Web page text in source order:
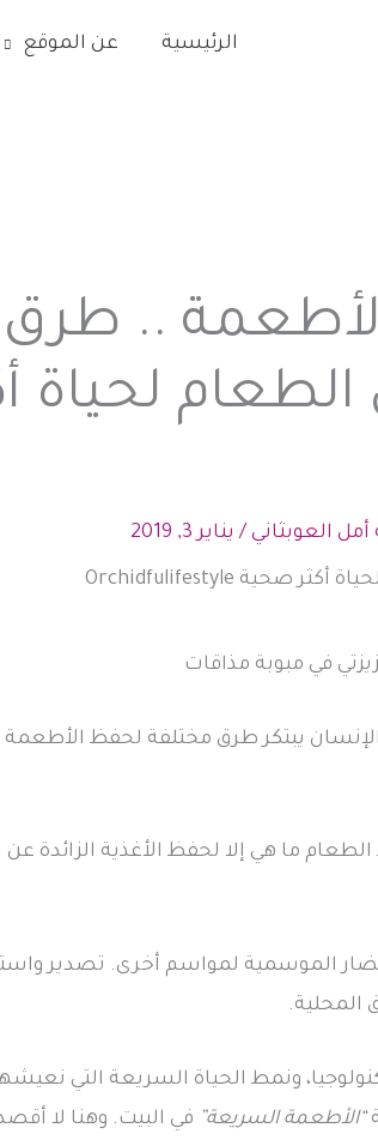
الرئيسية عن الموقع
.. طرق
الطعام لحياة
أمل العوبثاني/ يناير 3, 2019
في مبوبة مذاقات
يبتكر طرق مختلفة لحفظ
الطعام ما هي إلا لحفظ الأغذية الزائدة
الموسمية لمواسم أخرى. تصدير
المحلية.
ونمط الحياة السريعة التي
“الأطعمة السريعة” في البيت. وهنا لا